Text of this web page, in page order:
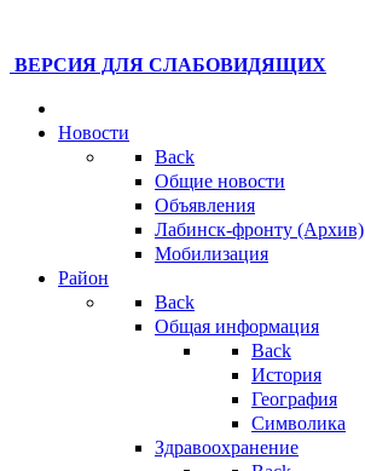
ВЕРСИЯ ДЛЯ СЛАБОВИДЯЩИХ
Новости
Back
Общие новости
Объявления
Лабинск-фронту (Архив)
Мобилизация
Район
Back
Общая информация
Back
История
География
Символика
Здравоохранение